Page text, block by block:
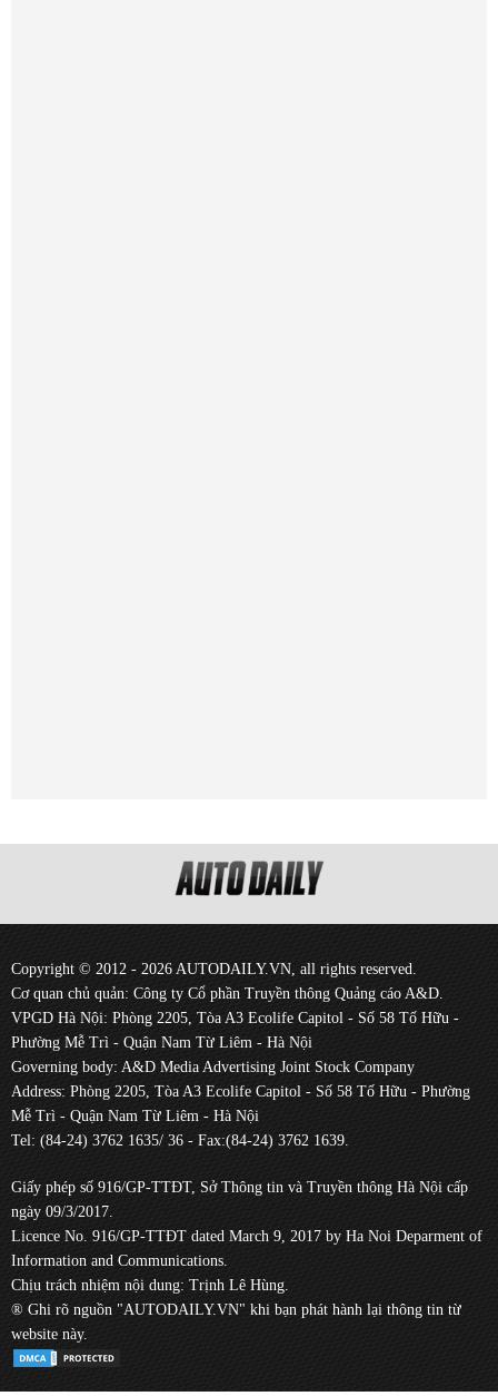
Copyright © 2012 - 2026 AUTODAILY.VN, all rights reserved.
Cơ quan chủ quản: Công ty Cổ phần Truyền thông Quảng cáo A&D.
VPGD Hà Nội: Phòng 2205, Tòa A3 Ecolife Capitol - Số 58 Tố Hữu -
Phường Mễ Trì - Quận Nam Từ Liêm - Hà Nội
Governing body: A&D Media Advertising Joint Stock Company
Address: Phòng 2205, Tòa A3 Ecolife Capitol - Số 58 Tố Hữu - Phường
Mễ Trì - Quận Nam Từ Liêm - Hà Nội
Tel: (84-24) 3762 1635/ 36 - Fax:(84-24) 3762 1639.
Giấy phép số 916/GP-TTĐT, Sở Thông tin và Truyền thông Hà Nội cấp
ngày 09/3/2017.
Licence No. 916/GP-TTĐT dated March 9, 2017 by Ha Noi Deparment of
Information and Communications.
Chịu trách nhiệm nội dung: Trịnh Lê Hùng.
® Ghi rõ nguồn "AUTODAILY.VN" khi bạn phát hành lại thông tin từ
website này.